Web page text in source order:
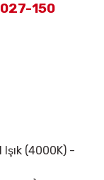
150
Işık (4000K) -